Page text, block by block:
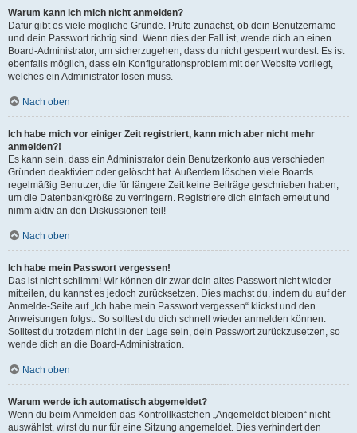
Warum kann ich mich nicht anmelden?
Dafür gibt es viele mögliche Gründe. Prüfe zunächst, ob dein Benutzername
und dein Passwort richtig sind. Wenn dies der Fall ist, wende dich an einen
Board-Administrator, um sicherzugehen, dass du nicht gesperrt wurdest. Es ist
ebenfalls möglich, dass ein Konfigurationsproblem mit der Website vorliegt,
welches ein Administrator lösen muss.
Nach oben
Ich habe mich vor einiger Zeit registriert, kann mich aber nicht mehr
anmelden?!
Es kann sein, dass ein Administrator dein Benutzerkonto aus verschieden
Gründen deaktiviert oder gelöscht hat. Außerdem löschen viele Boards
regelmäßig Benutzer, die für längere Zeit keine Beiträge geschrieben haben,
um die Datenbankgröße zu verringern. Registriere dich einfach erneut und
nimm aktiv an den Diskussionen teil!
Nach oben
Ich habe mein Passwort vergessen!
Das ist nicht schlimm! Wir können dir zwar dein altes Passwort nicht wieder
mitteilen, du kannst es jedoch zurücksetzen. Dies machst du, indem du auf der
Anmelde-Seite auf „Ich habe mein Passwort vergessen“ klickst und den
Anweisungen folgst. So solltest du dich schnell wieder anmelden können.
Solltest du trotzdem nicht in der Lage sein, dein Passwort zurückzusetzen, so
wende dich an die Board-Administration.
Nach oben
Warum werde ich automatisch abgemeldet?
Wenn du beim Anmelden das Kontrollkästchen „Angemeldet bleiben“ nicht
auswählst, wirst du nur für eine Sitzung angemeldet. Dies verhindert den